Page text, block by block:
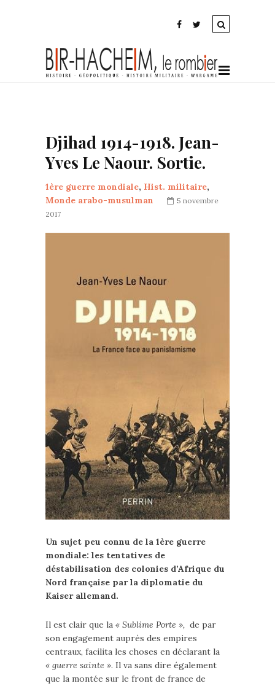
Djihad 1914-1918. Jean-
Yves Le Naour. Sortie.
1ère guerre mondiale, Hist. militaire,
Monde arabo-musulman
5 novembre
2017
Un sujet peu connu de la 1ère guerre
mondiale: les tentatives de
déstabilisation des colonies d’Afrique du
Nord française par la diplomatie du
Kaiser allemand.
Il est clair que la « Sublime Porte », de par
son engagement auprès des empires
centraux, facilita les choses en déclarant la
« guerre sainte ». Il va sans dire également
que la montée sur le front de france de